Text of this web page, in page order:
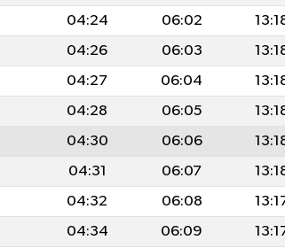
04:24 06:02
04:26 06:03
04:27 06:04
04:28 06:05
04:30 06:06
04:31 06:07
04:32 06:08
04:34 06:09